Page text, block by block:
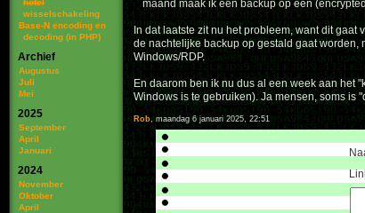
hotel
wisselschakeling
Base-N encoding en
decoding (in PHP)
Archief
Augustus
Juli
Mei
2025
September
April
Januari
2024
November
Oktober
April
maand maak ik een backup op een
In dat laatste zit nu het probleem, want dit gaat
de nachtelijke backup op gestald gaat worden,
Windows/RDP.
En daarom ben ik nu dus al een week aan het
Windows is te gebruiken). Ja mensen, soms is
Rob, maandag 6 januari 2025, 22:51